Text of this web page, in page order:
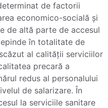
de factorii
economico-socială și
de altă parte de accesul
în totalitate de
al calității serviciilor
precară a
redus al personalului
de salarizare. În
la serviciile sanitare